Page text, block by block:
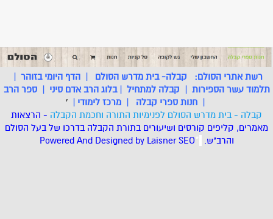
רשת אתרי הסולם: קבלה- בית מדרש הסולם |הדף היומי בזוהר |
תלמוד עשר הספירות | קבלה למתחיל |בלוג הרב אדם סיני |ספר הרב
| חנות ספרי קבלה | מרכז לימודי |
'
קבלה - בית מדרש הסולם לפנימיות התורה וחכמת הקבלה - הרצאות
מאמרים, קליפים קורסים ושיעורים בתורת הקבלה בדרכו של בעל הסולם
והרב"ש. *
Powered And Designed by LaisnerSEO